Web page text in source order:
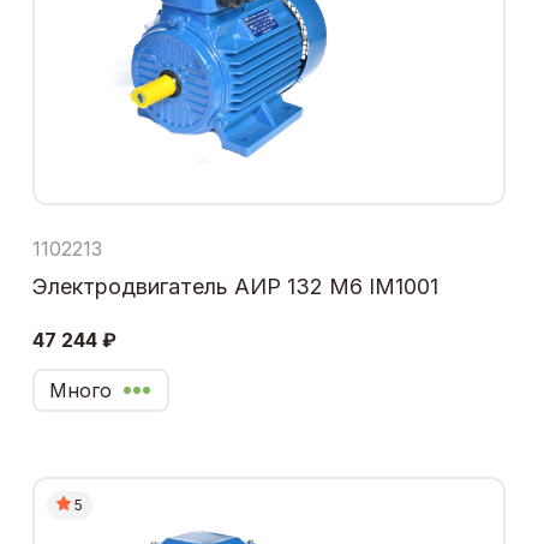
1102213
Электродвигатель АИР 132 М6 IM1001
47 244 ₽
Много
5